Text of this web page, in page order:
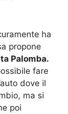
ha
propone
Palomba.
fare
dove il
ma si
poi